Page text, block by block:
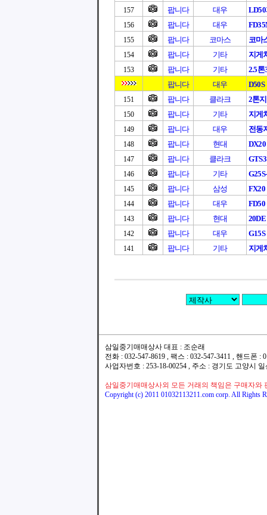
157 팝니다 대우
156 팝니다 대우
155 팝니다 코마스 코마
154 팝니다 기타 지게
153 팝니다 기타
2.5톤
팝니다
대우 D50S
151 팝니다 클라크 2톤
150 팝니다 기타 지게
149 팝니다 대우 전동
148 팝니다 현대
147 팝니다 클라크
146 팝니다 기타
145 팝니다 삼성 FX20
144 팝니다 대우 FD50
143 팝니다 현대 20DE
142 팝니다 대우 G15S
141 팝니다 기타 지게
삼일중기매매상사 대표 : 조순래
전화 : 032-547-8619 , 팩스 : 032-547-3411 , 핸드폰
사업자번호 : 253-18-00254 , 주소 : 경기도 고양시
삼일중기매매상사외 모든 거래의 책임은 구매자와
Copyright (c) 2011 01032113211.com corp. All Rights